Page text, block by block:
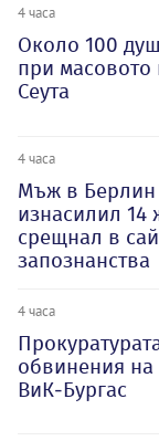
4 часа
Около 100
при масовото
Сеута
4 часа
Мъж в Берлин
изнасилил 14
срещнал в
запознанства
4 часа
обвинения
ВиК-Бургас